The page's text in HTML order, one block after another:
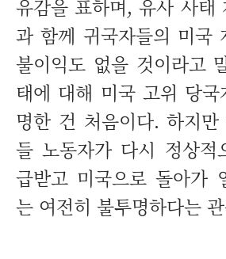
유감을 표하며, 유사 사태
과 함께 귀국자들의 미국
불이익도 없을 것이라고
태에 대해 미국 고위 당
명한 건 처음이다. 하지만
들 노동자가 다시 정상적
급받고 미국으로 돌아가
는 여전히 불투명하다는